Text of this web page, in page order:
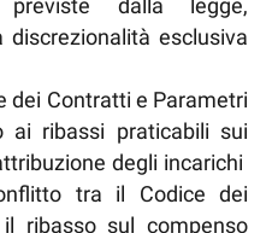
previste dalla legge,
esclusiva
dei Contratti e Parametri
ai ribassi praticabili sui
degli incarichi
tra il Codice dei
ribasso sul compenso